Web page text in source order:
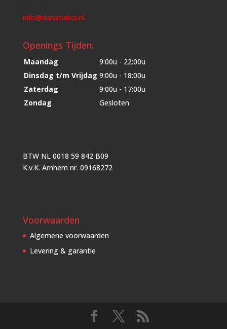
info@darumakoi.nl
Openings Tijden:
Maandag
9:00u - 22:00u
Dinsdag t/m Vrijdag 9:00u - 18:00u
Zaterdag
9:00u - 17:00u
Zondag
Gesloten
BTW NL 0018 59 842 B09
K.v.K. Arnhem nr. 09168272
Voorwaarden
Algemene voorwaarden
Levering & garantie